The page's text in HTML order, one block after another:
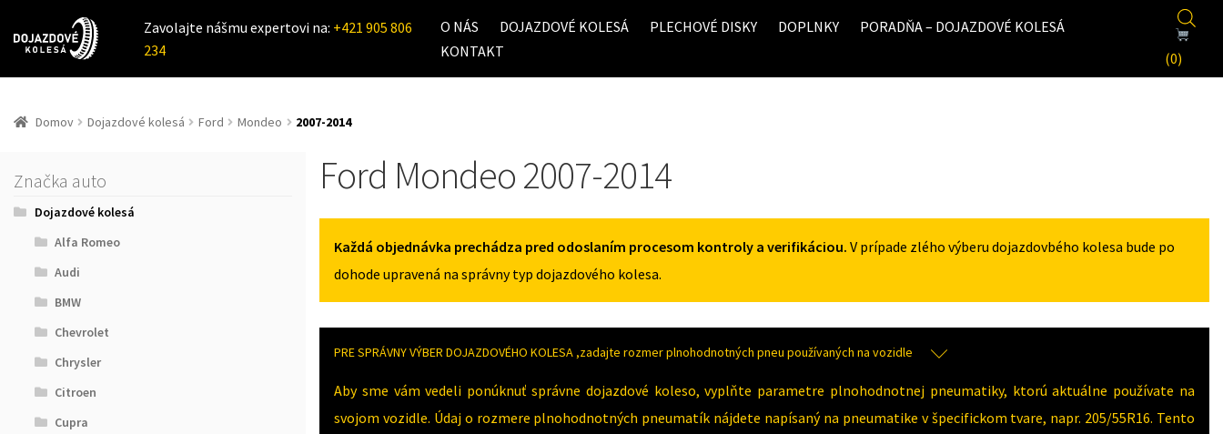
Zavolajte nášmu expertovi na: +421 905 806
234
O NÁS DOJAZDOVÉ KOLESÁ PLECHOVÉ DISKY DOPLNKY
PORADŇA – DOJAZDOVÉ KOLESÁ
KONTAKT
(0)
Domov Dojazdové kolesá Ford Mondeo 2007-2014
Značka auto
Dojazdové kolesá
Alfa Romeo
Audi
BMW
Chevrolet
Chrysler
Citroen
Cupra
Ford Mondeo 2007-2014
Každá objednávka prechádza pred odoslaním procesom kontroly a verifikáciou. V prípade zlého výberu dojazdovbého kolesa bude po
dohode upravená na správny typ dojazdového kolesa.
PRE SPRÁVNY VÝBER DOJAZDOVÉHO KOLESA ,zadajte rozmer plnohodnotných pneu používaných na vozidle
Aby sme vám vedeli ponúknuť správne dojazdové koleso, vyplňte parametre plnohodnotnej pneumatiky, ktorú aktuálne používate na
svojom vozidle. Údaj o rozmere plnohodnotných pneumatík nájdete napísaný na pneumatike v špecifickom tvare, napr. 205/55R16. Tento